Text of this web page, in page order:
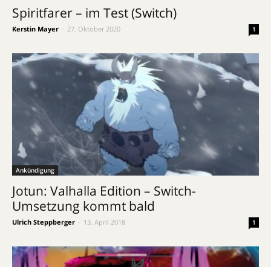
Spiritfarer – im Test (Switch)
Kerstin Mayer 27. Oktober 2020 1
Ankündigung
Jotun: Valhalla Edition – Switch-
Umsetzung kommt bald
Ulrich Steppberger 13. April 2018 1